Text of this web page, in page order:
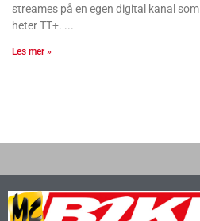
streames på en egen digital kanal som
heter TT+.
Les mer »